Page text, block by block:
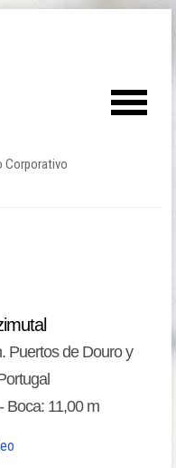
Corporativo
Puertos de Douro y
Boca: 11,00 m